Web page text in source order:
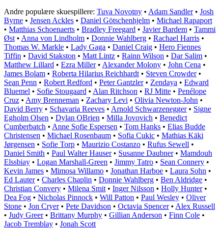
Andre populære skuespillere: Tuva Novotny • Adam Sandler• Josh
Byrne • Jensen Ackles • Daniel Götschenhjelm • Michael Rapaport
• Matthias Schoenaerts • Bradley Freegard • Javier Bardem • Tammi
Øst• Anna von Lindholm • Donnie Wahlberg • Rachael Harris •
Thomas W. Markle • Lady Gaga • Daniel Craig • Hero Fiennes
Tiffin • David Stakston • Matt Lintz • Rainn Wilson • Dar Salim •
Matthew Lillard • Ezra Miller• Alexander Molony • John Cena •
James Bolam • Roberta Hilarius Reichhardt• Steven Crowder•
Sean Penn • Robert Redford • Peter Gantzler• Zendaya • Edward
Bluemel • Sofie Stougaard • Alan Ritchson • RJ Mitte • Penélope
Cruz • Amy Brenneman • Zachary Levi • Olivia Newton-John •
David Berry • Schavaria Reeves • Arnold Schwarzenegger• Signe
Egholm Olsen • Dylan OBrien • Milla Jovovich • Benedict
Cumberbatch • Anne Sofie Espersen • Tom Hanks • Elias Budde
Christensen • Michael Rosenbaum • Sofia Cukic • Mathias Käki
Jørgensen • Sofie Torp • Maurizio Costanzo • Rufus Sewell •
Daniel Smith • Paul Walter Hauser• Susanne Daubner• Mamdouh
Elssbiay • Logan Marshall-Green • Jimmy Tatro • Sean Connery •
Kevin James • Mimosa Willamo • Jonathan Harboe • Laura Sohn •
Ed Lauter• Charles Chaplin • Donnie Wahlberg • Ben Aldridge •
Christian Convery • Milena Smit• Inger Nilsson • Holly Hunter•
Dea Fog • Nicholas Pinnock • Will Patton • Paul Wesley • Oliver
Stone • Jon Cryer• Pete Davidson • Octavia Spencer• Alex Russell
• Judy Greer• Brittany Murphy • Gillian Anderson • Finn Cole •
Jacob Tremblay • Jonah Scott